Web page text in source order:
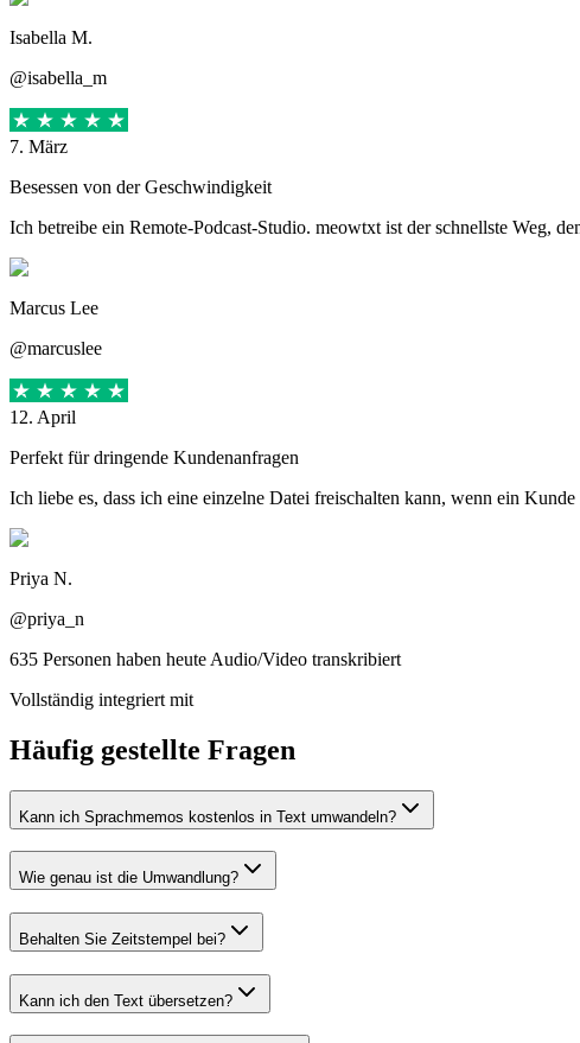
Isabella M.
@isabella_m
7. März
Besessen von der Geschwindigkeit
Ich betreibe ein Remote-Podcast-Studio. meowtxt ist der schnellste Weg,
Marcus Lee
@marcuslee
12. April
Perfekt für dringende Kundenanfragen
Ich liebe es, dass ich eine einzelne Datei freischalten kann, wenn ein
Priya N.
@priya_n
635 Personen haben heute Audio/Video transkribiert
Vollständig integriert mit
Häufig gestellte Fragen
Kann ich Sprachmemos kostenlos in Text umwandeln?
Wie genau ist die Umwandlung?
Behalten Sie Zeitstempel bei?
Kann ich den Text übersetzen?